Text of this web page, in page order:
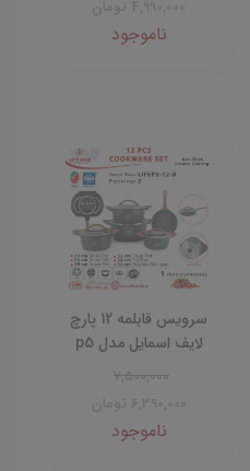
ناموجود
سرویس قابلمه 12 پارچ
لایف اسمایل مدل p5
7,500,000
ناموجود